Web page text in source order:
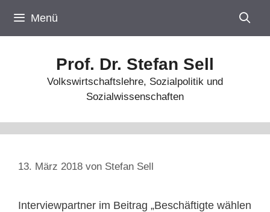
Inhalt
springen
Menü
Prof. Dr. Stefan Sell
Volkswirtschaftslehre, Sozialpolitik und
Sozialwissenschaften
13. März 2018 von Stefan Sell
Interviewpartner im Beitrag „Beschäftigte wählen